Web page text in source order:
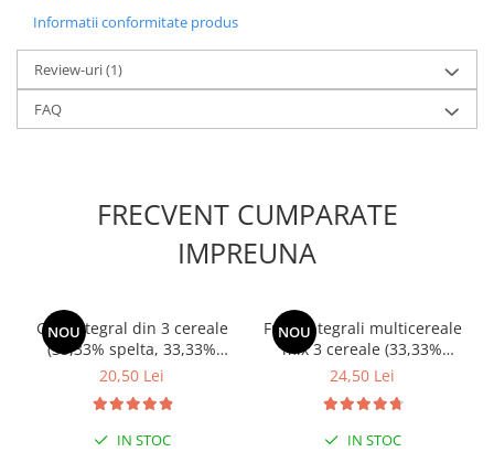
Informatii conformitate produs
Review-uri(1)
FAQ
FRECVENT CUMPARATE
IMPREUNA
NOU
Griș integral din 3 cereale
(33,33% spelta, 33,33%
secară, 33,33% einkorn),
pentru gătit | 500g
20,50 Lei
IN STOC
NOU
Fulgi integrali multicereale
mix 3 cereale (33,33%
spelta, 33,33% secară,
natural | 1kg
24,50 Lei
IN STOC